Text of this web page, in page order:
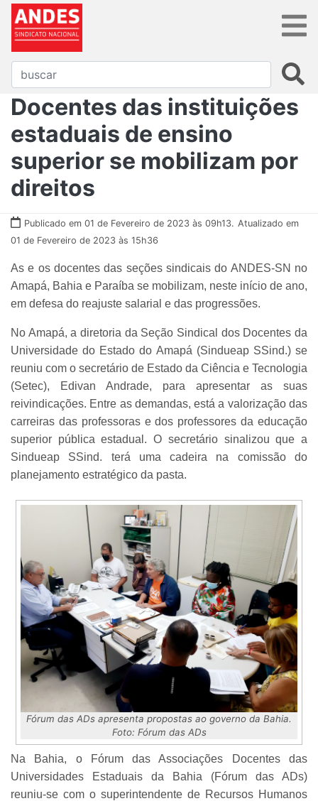
Docentes das instituições
estaduais de ensino
superior se mobilizam por
direitos
Publicado em 01 de Fevereiro de 2023 às 09h13. Atualizado em
01 de Fevereiro de 2023 às 15h36
As e os docentes das seções sindicais do ANDES-SN no
Amapá, Bahia e Paraíba se mobilizam, neste início de ano,
em defesa do reajuste salarial e das progressões.
No Amapá, a diretoria da Seção Sindical dos Docentes da
Universidade do Estado do Amapá (Sindueap SSind.) se
reuniu com o secretário de Estado da Ciência e Tecnologia
(Setec), Edivan Andrade, para apresentar as suas
reivindicações. Entre as demandas, está a valorização das
carreiras das professoras e dos professores da educação
superior pública estadual. O secretário sinalizou que a
Sindueap SSind. terá uma cadeira na comissão do
planejamento estratégico da pasta.
Fórum das ADs apresenta propostas ao governo da Bahia.
Foto: Fórum das ADs
Na Bahia, o Fórum das Associações Docentes das
Universidades Estaduais da Bahia (Fórum das ADs)
reuniu-se com o superintendente de Recursos Humanos